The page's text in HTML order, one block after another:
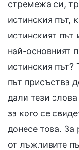
стремежа си,
истинския път,
истинският
най-основният
истинския път?
път присъства
дали тези
за кого се
донесе това. За
от лъжливите